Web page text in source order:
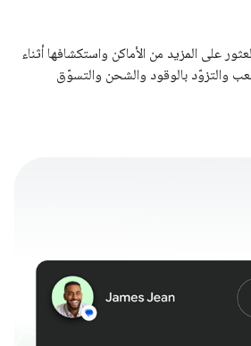
على المزيد من الأماكن واستكشافها أثناء
والتزوّد بالوقود والشحن والتسوّق